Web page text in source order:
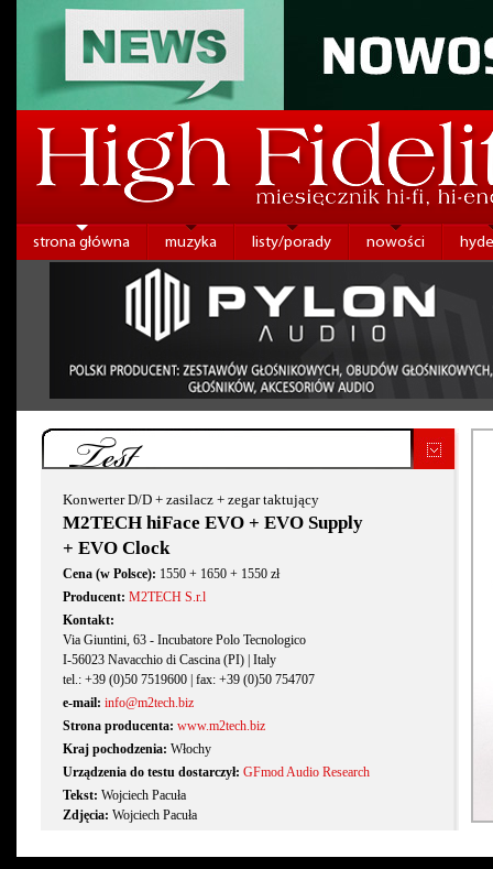
strona główna muzyka listy/porady nowości
Test
Konwerter D/D + zasilacz + zegar taktujący
M2TECH hiFace EVO + EVO Supply
+ EVO Clock
Cena (w Polsce): 1550 + 1650 + 1550 zł
Producent: M2TECH S.r.l
Kontakt:
Via Giuntini, 63 - Incubatore Polo Tecnologico
I-56023 Navacchio di Cascina (PI) | Italy
tel.: +39 (0)50 7519600 | fax: +39 (0)50 754707
e-mail: info@m2tech.biz
Strona producenta: www.m2tech.biz
Kraj pochodzenia: Włochy
Urządzenia do testu dostarczył: GFmod Audio Research
Tekst: Wojciech Pacuła
Zdjęcia: Wojciech Pacuła